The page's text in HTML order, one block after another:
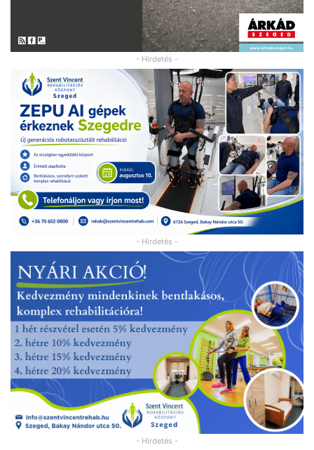
- Hirdetés -
- Hirdetés -
- Hirdetés -